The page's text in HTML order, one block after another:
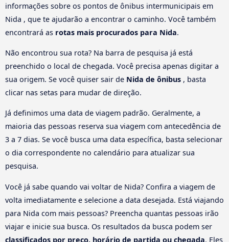
informações sobre os pontos de ônibus intermunicipais em
Nida , que te ajudarão a encontrar o caminho. Você também
encontrará as rotas mais procurados para Nida.
Não encontrou sua rota? Na barra de pesquisa já está
preenchido o local de chegada. Você precisa apenas digitar a
sua origem. Se você quiser sair de Nida de ônibus , basta
clicar nas setas para mudar de direção.
Já definimos uma data de viagem padrão. Geralmente, a
maioria das pessoas reserva sua viagem com antecedência de
3 a 7 dias. Se você busca uma data específica, basta selecionar
o dia correspondente no calendário para atualizar sua
pesquisa.
Você já sabe quando vai voltar de Nida? Confira a viagem de
volta imediatamente e selecione a data desejada. Está viajando
para Nida com mais pessoas? Preencha quantas pessoas irão
viajar e inicie sua busca. Os resultados da busca podem ser
classificados por preço, horário de partida ou chegada. Eles